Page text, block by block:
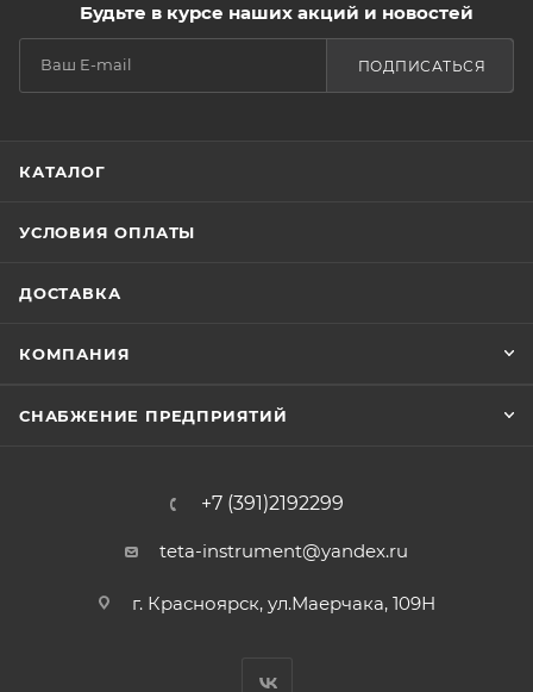
Будьте в курсе наших акций и новостей
ПОДПИСАТЬСЯ
КАТАЛОГ
УСЛОВИЯ ОПЛАТЫ
ДОСТАВКА
КОМПАНИЯ
СНАБЖЕНИЕ ПРЕДПРИЯТИЙ
+7 (391)2192299
teta-instrument@yandex.ru
г. Красноярск, ул.Маерчака, 109Н